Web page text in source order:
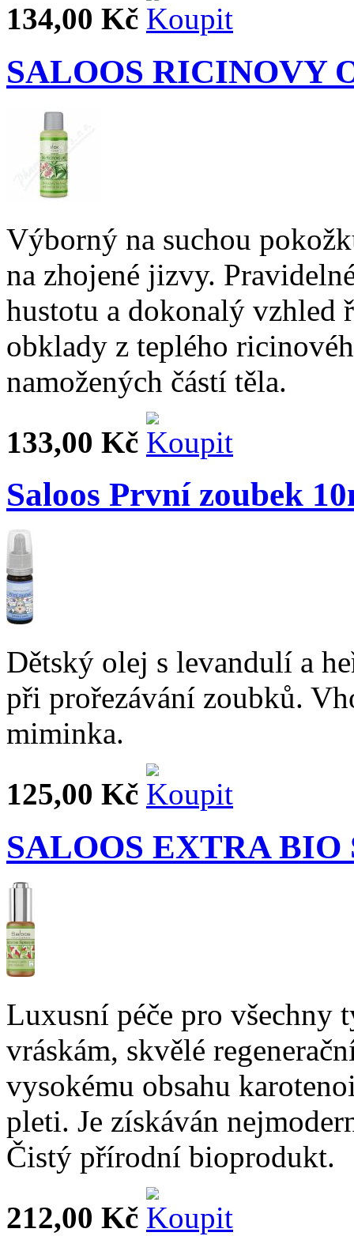
134,00 Kč
SALOOS RICINOVY
Výborný na suchou
na zhojené jizvy.
hustotu a dokonalý vzhled
obklady z teplého
namožených částí těla.
133,00 Kč
Saloos První zoubek
Dětský olej s levandulí a
při prořezávání zoubků.
miminka.
125,00 Kč
SALOOS EXTRA
Luxusní péče pro všechny
vráskám, skvělé
vysokému obsahu
pleti. Je získáván
Čistý přírodní bioprodukt.
212,00 Kč